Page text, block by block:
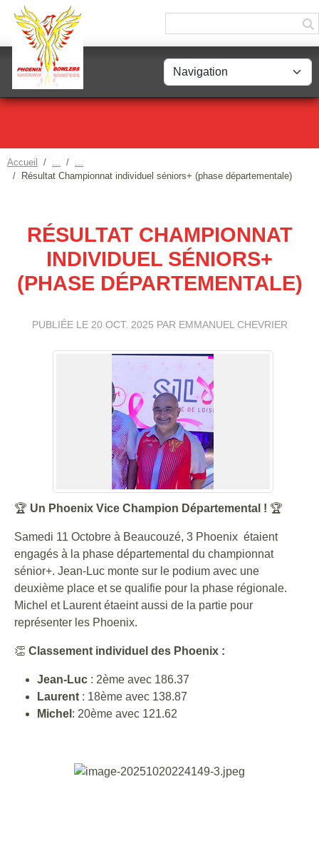
Accueil
Résultat Championnat individuel séniors+ (phase départementale)
RÉSULTAT CHAMPIONNAT
INDIVIDUEL SÉNIORS+
(PHASE DÉPARTEMENTALE)
PUBLIÉE LE 20 OCT. 2025 PAR EMMANUEL CHEVRIER
🏆 Un Phoenix Vice Champion Départemental ! 🏆
Samedi 11 Octobre à Beaucouzé, 3 Phoenix étaient
engagés à la phase départemental du championnat
sénior+. Jean-Luc monte sur le podium avec une
deuxième place et se qualifie pour la phase régionale.
Michel et Laurent étaeint aussi de la partie pour
représenter les Phoenix.
👏 Classement individuel des Phoenix :
Jean-Luc : 2ème avec 186.37
Laurent : 18ème avec 138.87
Michel : 20ème avec 121.62
Panneau de gestion des cookies